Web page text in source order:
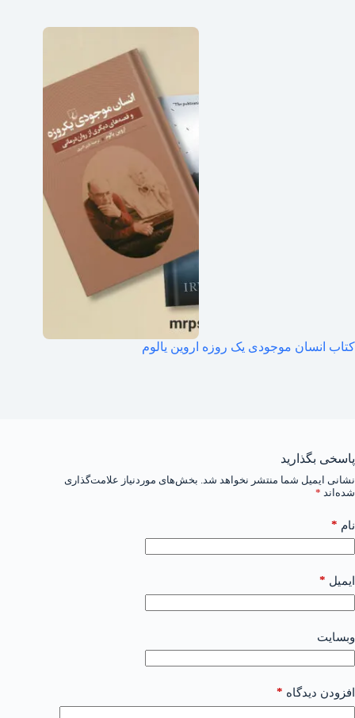
کتاب انسان موجودی یک روزه اروین یالوم
پاسخی بگذارید
نشانی ایمیل شما منتشر نخواهد شد. بخش‌های موردنیاز علامت‌گذاری
شده‌اند *
نام *
ایمیل *
وبسایت
افزودن دیدگاه *